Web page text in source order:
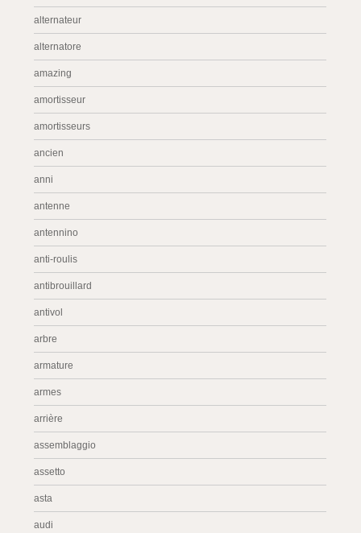
alternateur
alternatore
amazing
amortisseur
amortisseurs
ancien
anni
antenne
antennino
anti-roulis
antibrouillard
antivol
arbre
armature
armes
arrière
assemblaggio
assetto
asta
audi